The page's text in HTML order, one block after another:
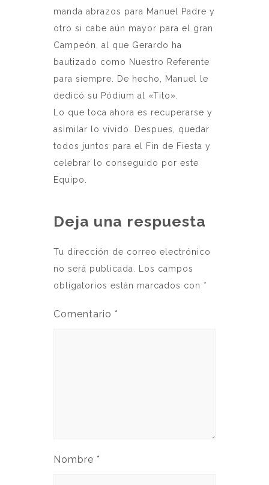
manda abrazos para Manuel Padre y
otro si cabe aún mayor para el gran
Campeón, al que Gerardo ha
bautizado como Nuestro Referente
para siempre. De hecho, Manuel le
dedicó su Pódium al «Tito».
Lo que toca ahora es recuperarse y
asimilar lo vivido. Despues, quedar
todos juntos para el Fin de Fiesta y
celebrar lo conseguido por este
Equipo.
Deja una respuesta
Tu dirección de correo electrónico
no será publicada.
Los campos
obligatorios están marcados con *
Comentario *
Nombre *